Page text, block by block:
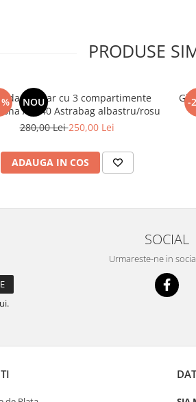
PRODUSE
NOU
școlar cu 3 compartimente
Barcelona AB340 Astrabag albastru/rosu
280,00 Lei250,00 Lei
ADAUGA IN COS
-
SOCIAL
Urmareste-ne in